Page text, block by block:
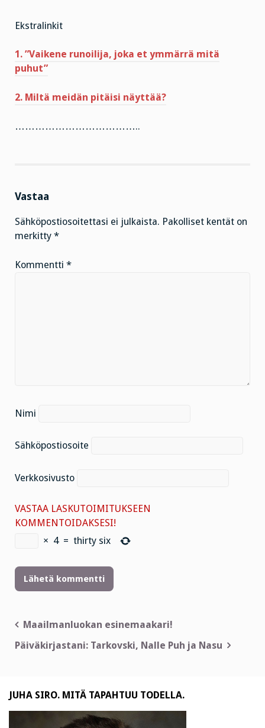
Ekstralinkit
1. ”Vaikene runoilija, joka et ymmärrä mitä
puhut”
2. Miltä meidän pitäisi näyttää?
………………………………..
Vastaa
Sähköpostiosoitettasi ei julkaista. Pakolliset kentät on
merkitty *
Kommentti *
Nimi
Sähköpostiosoite
Verkkosivusto
VASTAA LASKUTOIMITUKSEEN
KOMMENTOIDAKSESI!
× 4 = thirty six
Artikkelien
selaus
Maailmanluokan esinemaakari!
Päiväkirjastani: Tarkovski, Nalle Puh ja Nasu
JUHA SIRO. MITÄ TAPAHTUU TODELLA.